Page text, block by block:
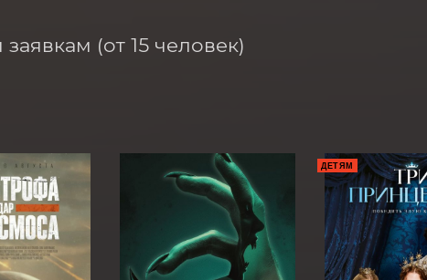
(от 15 человек)
ДЕТЯМ